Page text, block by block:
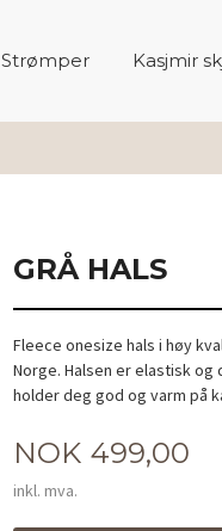
Strømper Kasjmir
GRÅ HALS
Fleece onesize hals i høy
Norge. Halsen er elastisk
holder deg god og varm på
Pris
NOK 499,00
inkl. mva.